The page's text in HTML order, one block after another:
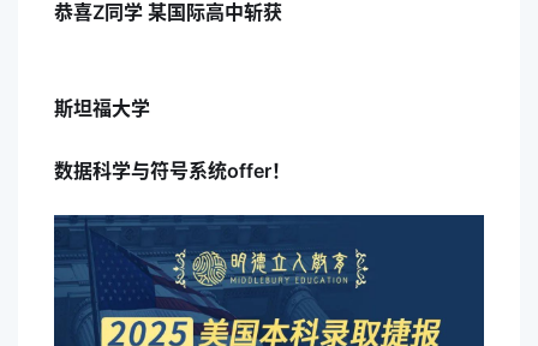
恭喜Z同学 某国际高中斩获
斯坦福大学
数据科学与符号系统offer！